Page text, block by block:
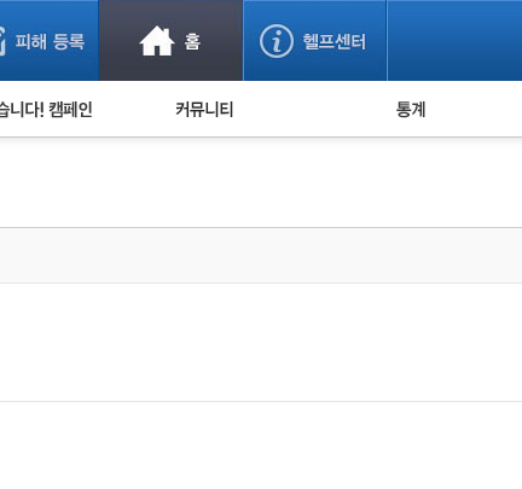
사기 예방했어요! 누적 피해사례 통계